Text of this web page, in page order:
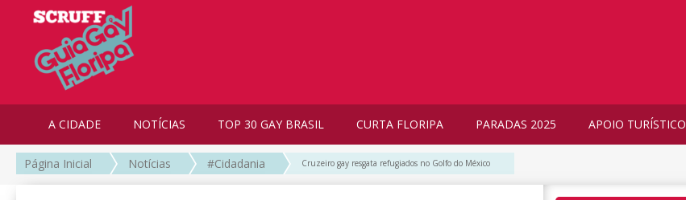
A CIDADE NOTÍCIAS TOP 30 GAY BRASIL CURTA FLORIPA PARADAS 2025 APOIO TURÍSTICO
Página Inicial Notícias #Cidadania Cruzeiro gay resgata refugiados no Golfo do México